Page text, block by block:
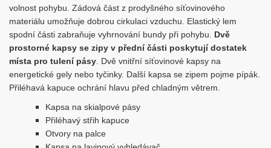
volnost pohybu. Zádová část z prodyšného síťovinového
materiálu umožňuje dobrou cirkulaci vzduchu. Elastický lem
spodní části zabraňuje vyhrnování bundy při pohybu. Dvě
prostorné kapsy se zipy v přední části poskytují dostatek
místa pro tulení pásy . Dvě vnitřní síťovinové kapsy na
energetické gely nebo tyčinky. Další kapsa se zipem pojme pípák.
Přiléhavá kapuce ochrání hlavu před chladným větrem.
Kapsa na skialpové pásy
Přiléhavý střih kapuce
Otvory na palce